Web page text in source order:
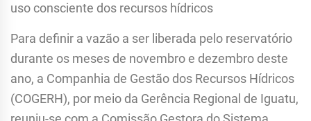
uso consciente dos recursos hídricos
Para definir a vazão a ser liberada pelo reservatório
durante os meses de novembro e dezembro deste
ano, a Companhia de Gestão dos Recursos Hídricos
(COGERH), por meio da Gerência Regional de Iguatu,